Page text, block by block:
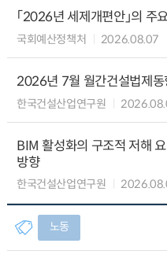
「2026년 세제개편안」의 주
국회예산정책처 2026.08.07
2026년 7월 월간건설법제동
한국건설산업연구원
BIM 활성화의 구조적 저해
방향
한국건설산업연구원
노동